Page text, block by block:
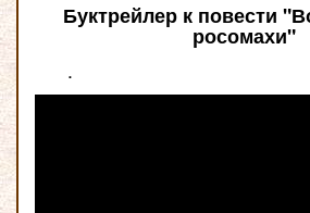
Буктрейлер к повести
росомахи"
.